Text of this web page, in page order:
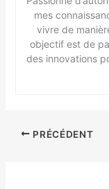
mes
vivre de
objectif est de
des innovations
PRÉCÉDENT